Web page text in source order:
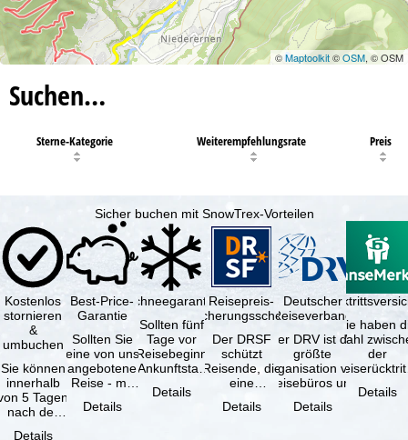
©Maptoolkit©OSM, © OSM
Suchen…
Sterne-Kategorie Weiterempfehlungsrate Preis
Sicher buchen mit SnowTrex-Vorteilen
Kostenlos
stornieren
&
umbuchen
Sie können
innerhalb
5 Tagen
nach der
Details
Best-Price-
Garantie
Sollten Sie
eine von uns
angebotene
Reise - mit
Leistung und
Details
Schneegarantie
Sollten fünf
Tage vor
Reisebeginn
(Ankunftstag)
Schneemangel
Details
Reisepreis-
Sicherungsschein
Der DRSF
schützt
Reisende, die
eine
oder
Details
Deutscher
Reiseverband
Der DRV ist die
größte
Organisation von
Reisebüros und
Reiseveranstaltern
in …
Details
Sie haben
Wahl
der
(inklusive
Details